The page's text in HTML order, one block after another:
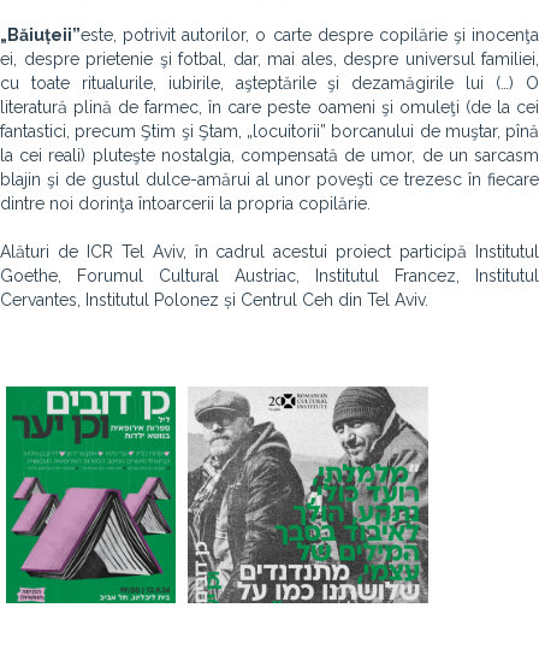
„Băiuțeii”este, potrivit autorilor, o carte despre copilărie şi inocenţa
ei, despre prietenie şi fotbal, dar, mai ales, despre universul familiei,
cu toate ritualurile, iubirile, aşteptările şi dezamăgirile lui (…) O
literatură plină de farmec, în care peste oameni şi omuleţi (de la cei
fantastici, precum Ştim şi Ştam, „locuitorii” borcanului de muştar, pînă
la cei reali) pluteşte nostalgia, compensată de umor, de un sarcasm
blajin şi de gustul dulce-amărui al unor poveşti ce trezesc în fiecare
dintre noi dorinţa întoarcerii la propria copilărie.
Alături de ICR Tel Aviv, în cadrul acestui proiect participă Institutul
Goethe, Forumul Cultural Austriac, Institutul Francez, Institutul
Cervantes, Institutul Polonez și Centrul Ceh din Tel Aviv.